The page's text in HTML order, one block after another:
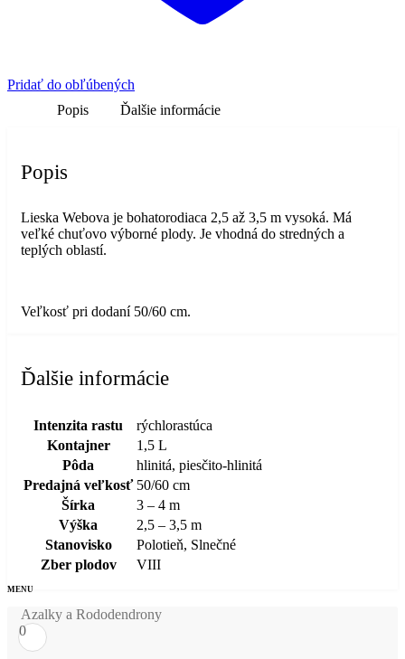
Pridať do obľúbených
Popis
Ďalšie informácie
Popis
Lieska Webova je bohatorodiaca 2,5 až 3,5 m vysoká. Má
veľké chuťovo výborné plody. Je vhodná do stredných a
teplých oblastí.
Veľkosť pri dodaní 50/60 cm.
Ďalšie informácie
Intenzita rastu
rýchlorastúca
Kontajner
1,5 L
Pôda
hlinitá, piesčito-hlinitá
Predajná veľkosť 50/60 cm
Šírka
3 – 4 m
Výška
2,5 – 3,5 m
Stanovisko
Polotieň, Slnečné
Zber plodov
VIII
Azalky a Rododendrony
0